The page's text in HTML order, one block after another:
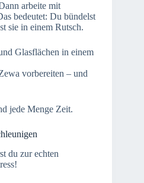
arbeite mit
bedeutet: Du bündelst
sie in einem Rutsch.
Glasflächen in einem
vorbereiten – und
jede Menge Zeit.
du zur echten